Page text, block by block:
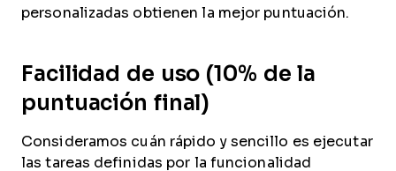
personalizadas obtienen la mejor puntuación.
Facilidad de uso (10% de la
puntuación final)
Consideramos cuán rápido y sencillo es ejecutar
las tareas definidas por la funcionalidad